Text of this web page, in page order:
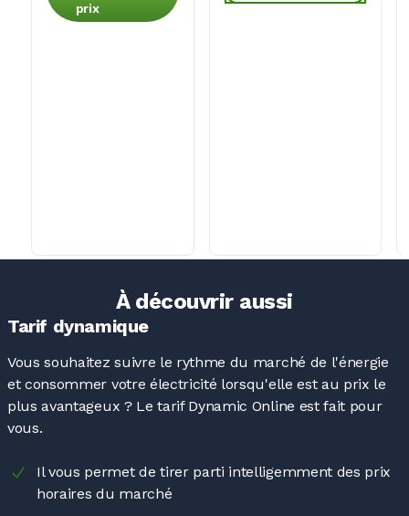
prix
À découvrir aussi
Tarif dynamique
Vous souhaitez suivre le rythme du marché de l'énergie
et consommer votre électricité lorsqu'elle est au prix le
plus avantageux ? Le tarif Dynamic Online est fait pour
vous.
Il vous permet de tirer parti intelligemment des prix
horaires du marché